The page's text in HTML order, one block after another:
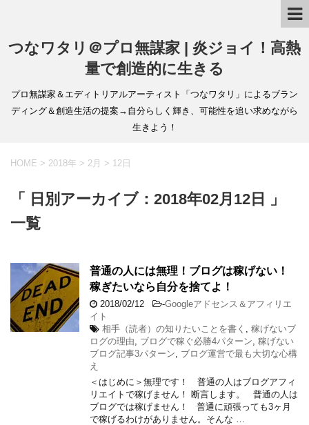
つなワタリ＠プロ無謀家 | 炎ジョイ！高熱
量で創造的に生きる
プロ無謀家＆エディトリアルアーティスト「つなワタリ」によるブラン
ディング＆創造生活の提案→自分らしく輝き、可能性を追い求めながら
生きよう！
HOME > 2018年 > 2月 > 12日
「 日別アーカイブ：2018年02月12日 」
一覧
普通の人には無理！ブログは稼げない！
稼ぎたいなら自分を捨てよ！
2018/02/12 -Googleアドセンス＆アフィリエ
イト
相手（読者）の知りたいことを書く
稼げないブ
ログの理由
ブログで稼ぐ必勝4パターン 稼げない
ブログ記事3パターン
ブログ運営で最も大切な心構
え
＜はじめに＞無理です！ 普通の人はブログアフィ
リエイトで稼げません！ 断言します。 普通の人は
ブログでは稼げません！ 普通に頑張っても3ヶ月
で稼げるわけがありません。そんな …